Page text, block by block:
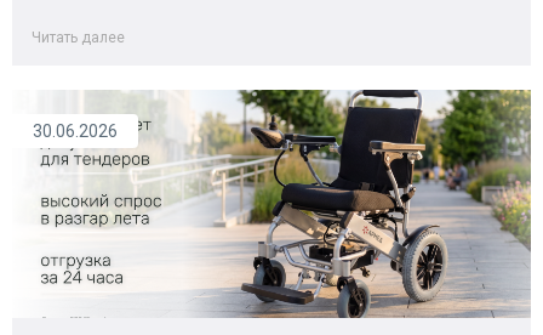
Читать далее
30.06.2026